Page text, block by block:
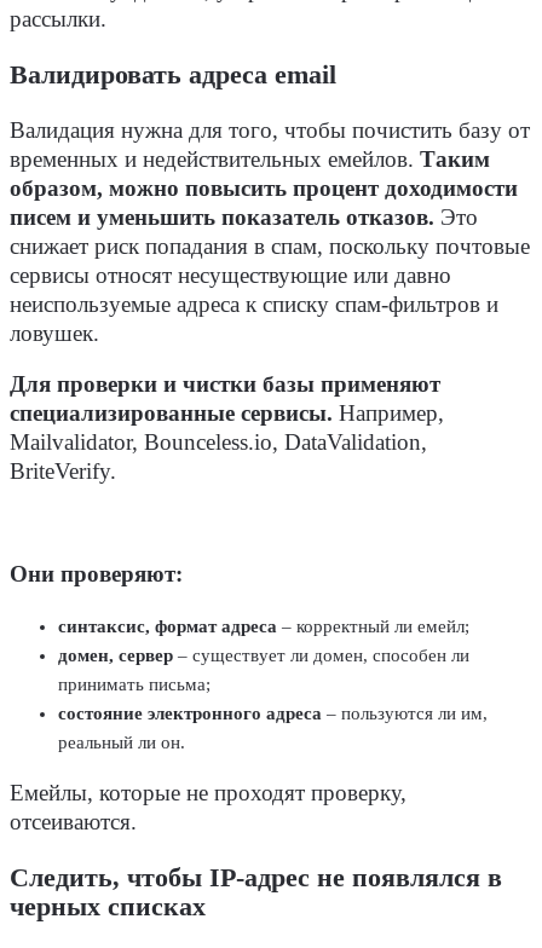
рассылки.
Валидировать адреса email
Валидация нужна для того, чтобы почистить базу от
временных и недействительных емейлов. Таким
образом, можно повысить процент доходимости
писем и уменьшить показатель отказов. Это
снижает риск попадания в спам, поскольку почтовые
сервисы относят несуществующие или давно
неиспользуемые адреса к списку спам-фильтров и
ловушек.
Для проверки и чистки базы применяют
специализированные сервисы. Например,
Mailvalidator, Bounceless.io, DataValidation,
BriteVerify.
Они проверяют:
синтаксис, формат адреса – корректный ли емейл;
домен, сервер – существует ли домен, способен ли
принимать письма;
состояние электронного адреса – пользуются ли им,
реальный ли он.
Емейлы, которые не проходят проверку,
отсеиваются.
Следить, чтобы IP-адрес не появлялся в
черных списках